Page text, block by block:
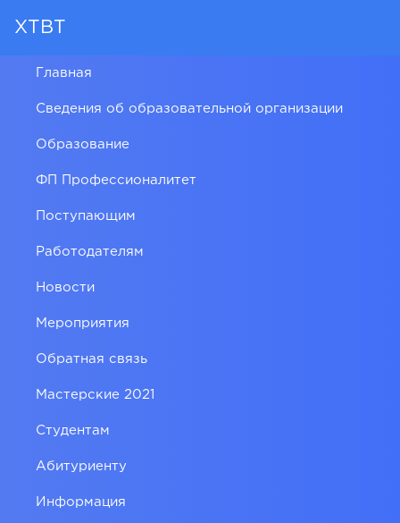
ХТВТ
Главная
Сведения об образовательной организации
Образование
ФП Профессионалитет
Поступающим
Работодателям
Новости
Мероприятия
Обратная связь
Мастерские 2021
Студентам
Абитуриенту
Информация